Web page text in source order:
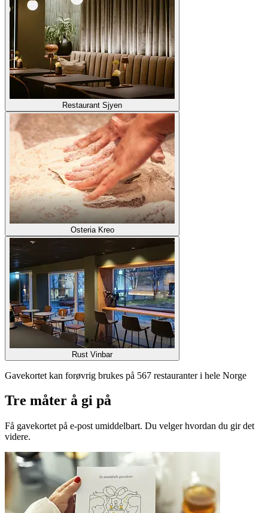
Restaurant Sjyen
Osteria Kreo
Rust Vinbar
Gavekortet kan forøvrig brukes på 567 restauranter i hele Norge
Tre måter å gi på
Få gavekortet på e-post umiddelbart. Du velger hvordan du gir det
videre.